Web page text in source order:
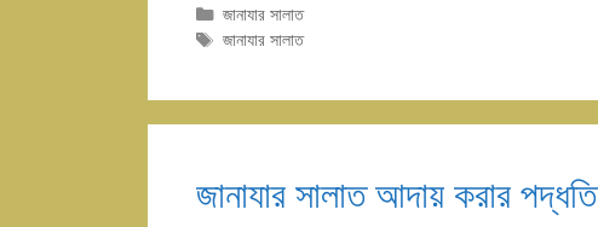
Categories
জানাযার সালাত
Tags
জানাযার সালাত
জানাযার সালাত আদায় করার পদ্ধতি